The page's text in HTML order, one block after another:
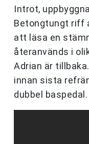
Introt,
Betongtungt riff
att läsa en
återanvänds i
Adrian är
innan sista
dubbel